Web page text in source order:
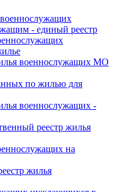
- единый реестр
военнослужащих МО
по жилью для
военнослужащих -
реестр жилья
на
жилья